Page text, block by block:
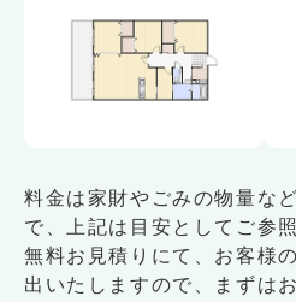
料金は家財やごみの物量な
で、上記は目安としてご参
無料お見積りにて、お客様
出いたしますので、まずは